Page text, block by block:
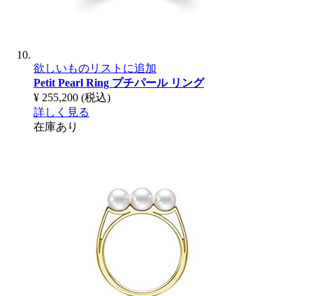
欲しいものリストに追加
Petit Pearl Ring プチパール リング
¥ 255,200 (税込)
詳しく見る
在庫あり